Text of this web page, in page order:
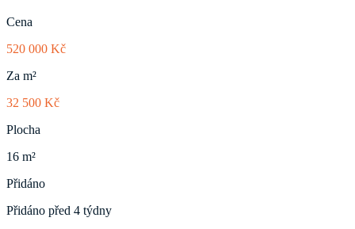
Cena
520 000 Kč
Za m²
32 500 Kč
Plocha
16 m²
Přidáno
Přidáno před 4 týdny